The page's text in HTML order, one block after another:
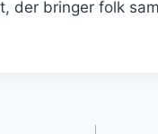
der bringer folk